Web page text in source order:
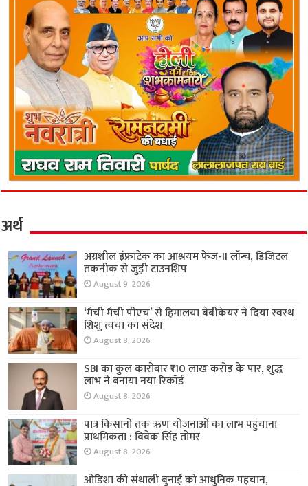
अर्थ
अग्रशील इंफ्राटेक का आश्रयम फेज-II लॉन्च, डिजिटल
तकनीक से जुड़ी टाउनशिप
August 9, 2026
‘मैची मैची पीएच’ से हिमालया बेबीकेयर ने दिया स्वस्थ
शिशु त्वचा का संदेश
August 8, 2026
SBI का कुल कारोबार ₹110 लाख करोड़ के पार, शुद्ध
लाभ ने बनाया नया रिकॉर्ड
August 8, 2026
पात्र किसानों तक ऋण योजनाओं का लाभ पहुंचाना
प्राथमिकता : विवेक सिंह तोमर
August 8, 2026
ओडिशा की संथाली बुनाई को आधुनिक पहचान,